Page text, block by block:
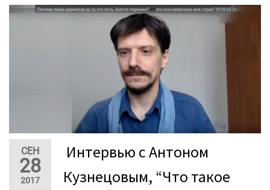
СЕН
28
2017
₹ Интервью с Антоном
Кузнецовым, “Что такое